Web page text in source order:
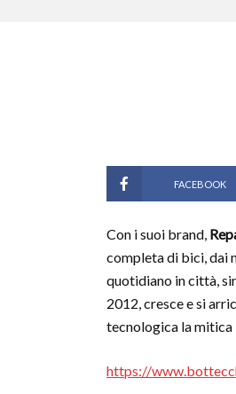
FACEBOOK
Con i suoi brand,
completa di bici, dai
quotidiano in città,
2012, cresce e si
tecnologica la mitica
https://